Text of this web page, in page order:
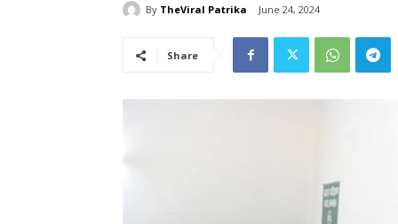
By TheViral Patrika June 24, 2024
Share